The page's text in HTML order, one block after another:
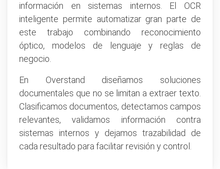
información en sistemas internos. El OCR
inteligente permite automatizar gran parte de
este trabajo combinando reconocimiento
óptico, modelos de lenguaje y reglas de
negocio.
En Overstand diseñamos soluciones
documentales que no se limitan a extraer texto.
Clasificamos documentos, detectamos campos
relevantes, validamos información contra
sistemas internos y dejamos trazabilidad de
cada resultado para facilitar revisión y control.